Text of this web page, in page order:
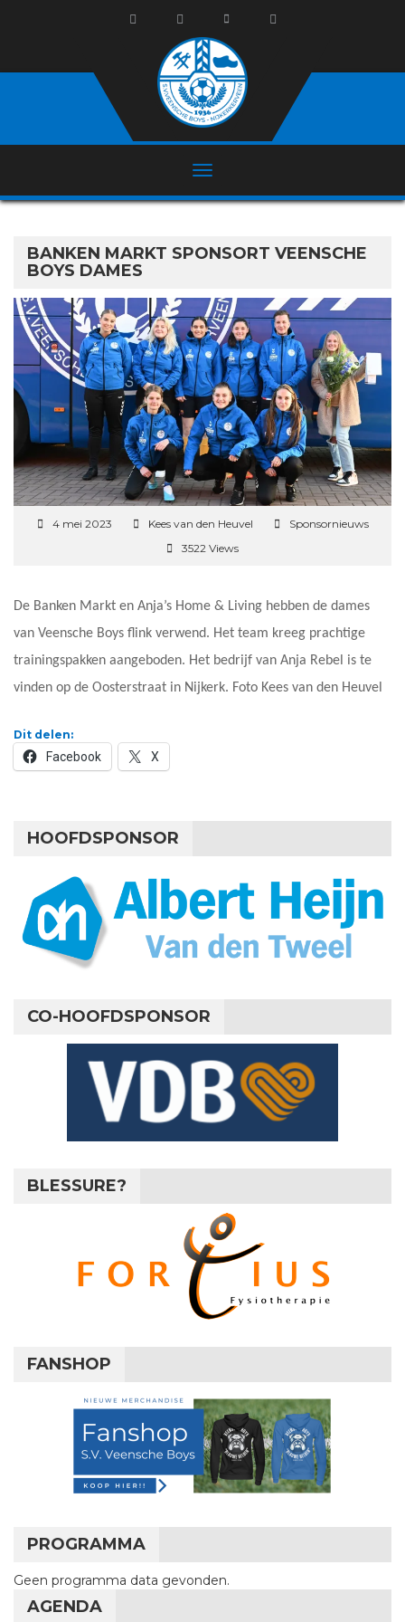
BANKEN MARKT SPONSORT VEENSCHE
BOYS DAMES
4 mei 2023 Kees van den Heuvel
Sponsornieuws
3522 Views
De Banken Markt en Anja’s Home & Living hebben de dames
van Veensche Boys flink verwend. Het team kreeg prachtige
trainingspakken aangeboden. Het bedrijf van Anja Rebel is te
vinden op de Oosterstraat in Nijkerk. Foto Kees van den Heuvel
Dit delen:
Facebook X
HOOFDSPONSOR
CO-HOOFDSPONSOR
BLESSURE?
FANSHOP
PROGRAMMA
Geen programma data gevonden.
AGENDA